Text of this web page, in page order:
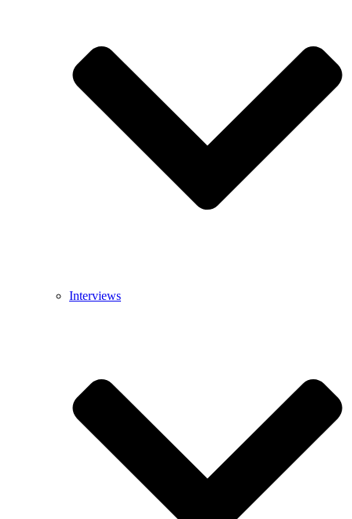
Interviews